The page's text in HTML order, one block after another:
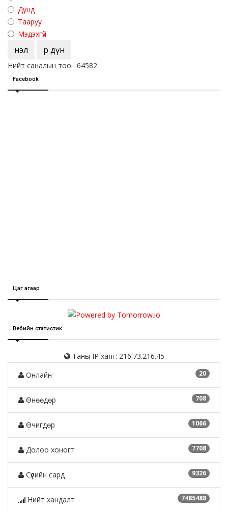
Дунд
Тааруу
Мэдэхгүй
Үнэл Үр дүн
Нийт саналын тоо: 64582
Facebook
Цаг агаар
Вебийн статистик
Таны IP хаяг: 216.73.216.45
20
Онлайн
708
Өнөөдөр
1066
Өчигдөр
7708
Долоо хоногт
9326
Сүүлийн сард
7485488
Нийт хандалт